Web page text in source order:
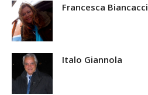
Francesca Biancacci
Italo Giannola